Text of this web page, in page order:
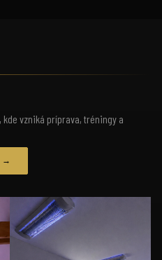
vzniká príprava, tréningy a
→